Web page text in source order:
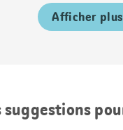
Afficher plus